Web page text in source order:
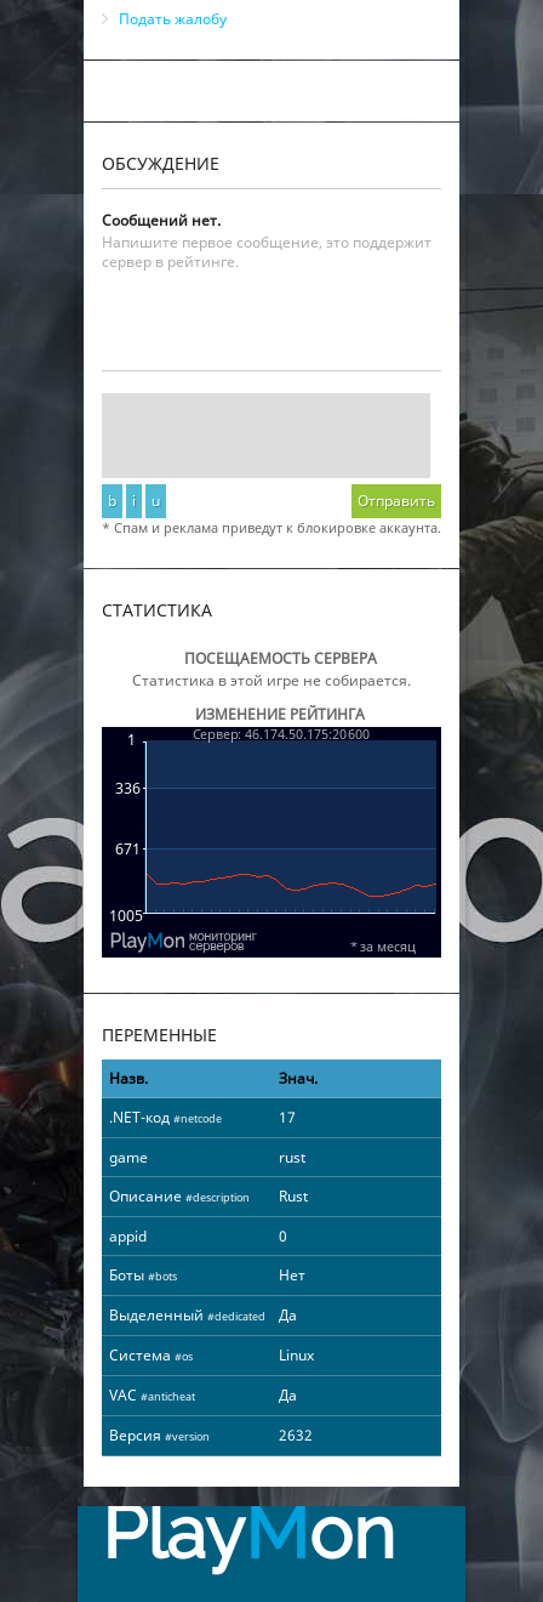
Подать жалобу
ОБСУЖДЕНИЕ
Сообщений нет.
Напишите первое сообщение, это поддержит
сервер в рейтинге.
b i u Отправить
* Спам и реклама приведут к блокировке аккаунта.
СТАТИСТИКА
ПОСЕЩАЕМОСТЬ СЕРВЕРА
Статистика в этой игре не собирается.
ИЗМЕНЕНИЕ РЕЙТИНГА
ПЕРЕМЕННЫЕ
Назв.
Знач.
.NET-код #netcode
17
game
rust
Описание #description
Rust
appid
0
Боты #bots
Нет
Выделенный #dedicated
Да
Система #os
Linux
VAC #anticheat
Да
Версия #version 2632
PlayMon